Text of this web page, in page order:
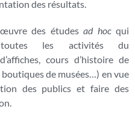
des résultats.
des étudesad hocqui
toutes les activités du
cours d’histoire de
de musées…) en vue
des publics et faire des